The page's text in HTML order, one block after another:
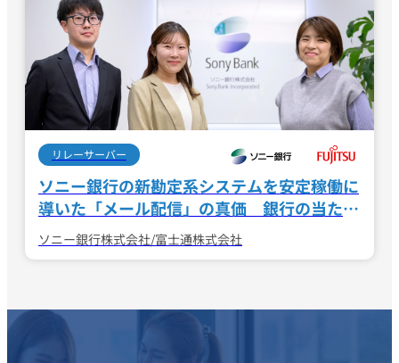
リレーサーバー
ソニー銀行の新勘定系システムを安定稼働に
導いた 「メール配信」の真価 銀行の当たり
前を守る絶対要件とは
ソニー銀行株式会社/富士通株式会社